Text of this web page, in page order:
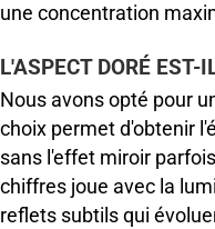
une concentration
L'ASPECT DORÉ
Nous avons opté pour
choix permet d'obtenir
sans l'effet miroir
chiffres joue avec la
reflets subtils qui